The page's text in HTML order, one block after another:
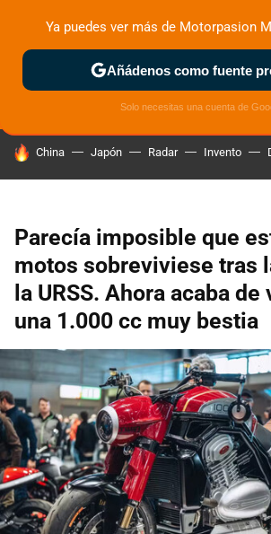
ZONA DE PRUEBAS DEPORTIVAS
HOY SE HABLA DE
China Japón Radar Invento
Parecía imposible que
motos sobreviviese tras
la URSS. Ahora acaba
una 1.000 cc muy bestia
Ya puedes ver más de Motorpasion
Añádenos como fuente
Solo necesitas una cuenta de